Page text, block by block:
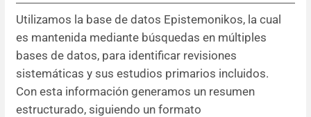
Utilizamos la base de datos Epistemonikos, la cual
es mantenida mediante búsquedas en múltiples
bases de datos, para identificar revisiones
sistemáticas y sus estudios primarios incluidos.
Con esta información generamos un resumen
estructurado, siguiendo un formato